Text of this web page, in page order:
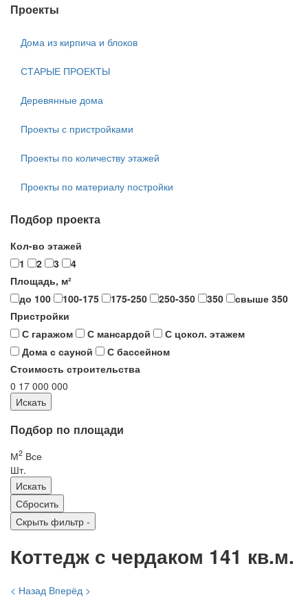
Проекты
Дома из кирпича и блоков
СТАРЫЕ ПРОЕКТЫ
Деревянные дома
Проекты с пристройками
Проекты по количеству этажей
Проекты по материалу постройки
Подбор проекта
Кол-во этажей
1
2 3
4
Площадь, м²
до 100
100-175 175-250 250-350 350
свыше 350
Пристройки
С гаражом
С мансардой
С цокол. этажем
Дома с сауной
С бассейном
Стоимость строительства
0 17 000 000
Подбор по площади
М2 Все
Шт.
Скрыть фильтр -
Коттедж с чердаком 141 кв.м.
< Назад Вперёд >